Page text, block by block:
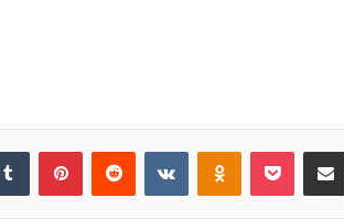
Tumblr PinterestReddit VKontakteOdnoklassniki
Pocket